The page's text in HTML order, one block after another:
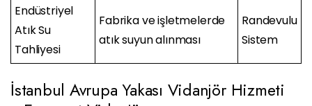
Endüstriyel
Atık Su
Tahliyesi
Fabrika ve işletmelerde
atık suyun alınması
Randevulu
Sistem
İstanbul Avrupa Yakası Vidanjör Hizmeti